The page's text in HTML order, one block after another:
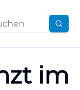
Suchen
im